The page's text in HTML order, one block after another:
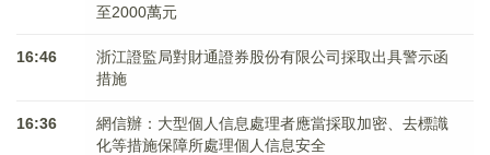
至2000萬元
16:46
浙江證監局對財通證券股份有限公司採取出具警示函
措施
16:36
網信辦：大型個人信息處理者應當採取加密、去標識
化等措施保障所處理個人信息安全